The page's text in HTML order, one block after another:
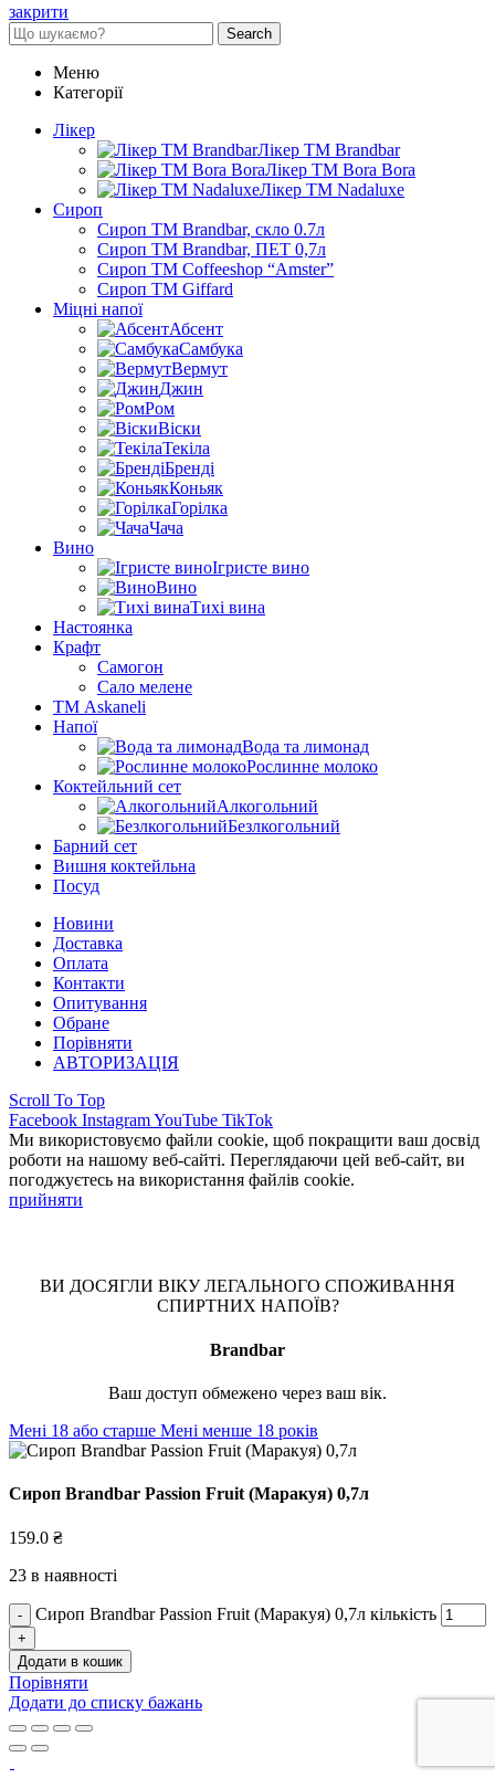
закрити
Search
Меню
Категорії
Лікер
Лікер ТМ Brandbar
Лікер ТМ Bora Bora
Лікер ТМ Nadaluxe
Сироп
Сироп TM Brandbar, скло 0.7л
Сироп TM Brandbar, ПЕТ 0,7л
Сироп TM Coffeeshop “Amster”
Сироп TM Giffard
Міцні напої
Абсент
Самбука
Вермут
Джин
Ром
Віски
Текіла
Бренді
Коньяк
Горілка
Чача
Вино
Ігристе вино
Вино
Тихі вина
Настоянка
Крафт
Самогон
Сало мелене
ТМ Askaneli
Напої
Вода та лимонад
Рослинне молоко
Коктейльний сет
Алкогольний
Безлкогольний
Барний сет
Вишня коктейльна
Посуд
Новини
Доставка
Оплата
Контакти
Опитування
Обране
Порівняти
АВТОРИЗАЦІЯ
Scroll To Top
Facebook InstagramYouTube TikTok
Ми використовуємо файли cookie, щоб покращити ваш досвід
роботи на нашому веб-сайті. Переглядаючи цей веб-сайт, ви
погоджуєтесь на використання файлів cookie.
прийняти
ВИ ДОСЯГЛИ ВІКУ ЛЕГАЛЬНОГО СПОЖИВАННЯ
СПИРТНИХ НАПОЇВ?
Brandbar
Ваш доступ обмежено через ваш вік.
Мені 18 або старше Мені менше 18 років
Сироп Brandbar Passion Fruit (Маракуя) 0,7л
159.0 ₴
23 в наявності
Сироп Brandbar Passion Fruit (Маракуя) 0,7л кількість
Додати в кошик
Порівняти
Додати до списку бажань